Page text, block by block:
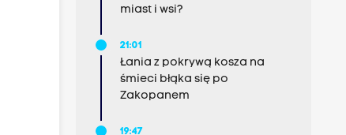
miast i wsi?
21:01
Łania z pokrywą kosza na
śmieci błąka się po
Zakopanem
19:47